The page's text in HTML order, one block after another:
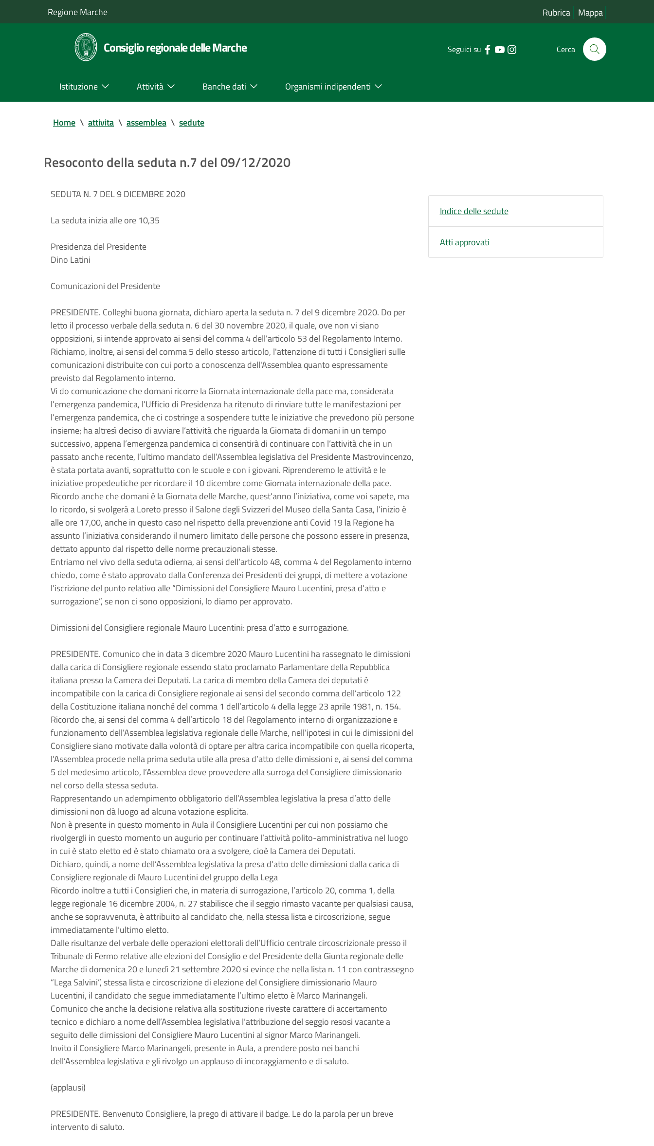
Regione Marche Rubrica Mappa
Consiglio regionale delle Marche Seguici su Cerca
Istituzione Attività Banche dati Organismi indipendenti
Home \ attivita \ assemblea \ sedute
Resoconto della seduta n.7 del 09/12/2020
SEDUTA N. 7 DEL 9 DICEMBRE 2020
La seduta inizia alle ore 10,35
Presidenza del Presidente
Dino Latini
Comunicazioni del Presidente
PRESIDENTE. Colleghi buona giornata, dichiaro aperta la seduta n. 7 del 9 dicembre 2020. Do per
letto il processo verbale della seduta n. 6 del 30 novembre 2020, il quale, ove non vi siano
opposizioni, si intende approvato ai sensi del comma 4 dell’articolo 53 del Regolamento Interno.
Richiamo, inoltre, ai sensi del comma 5 dello stesso articolo, l'attenzione di tutti i Consiglieri sulle
comunicazioni distribuite con cui porto a conoscenza dell'Assemblea quanto espressamente
previsto dal Regolamento interno.
Vi do comunicazione che domani ricorre la Giornata internazionale della pace ma, considerata
l’emergenza pandemica, l’Ufficio di Presidenza ha ritenuto di rinviare tutte le manifestazioni per
l’emergenza pandemica, che ci costringe a sospendere tutte le iniziative che prevedono più persone
insieme; ha altresì deciso di avviare l’attività che riguarda la Giornata di domani in un tempo
successivo, appena l’emergenza pandemica ci consentirà di continuare con l’attività che in un
passato anche recente, l’ultimo mandato dell’Assemblea legislativa del Presidente Mastrovincenzo,
è stata portata avanti, soprattutto con le scuole e con i giovani. Riprenderemo le attività e le
iniziative propedeutiche per ricordare il 10 dicembre come Giornata internazionale della pace.
Ricordo anche che domani è la Giornata delle Marche, quest’anno l’iniziativa, come voi sapete, ma
lo ricordo, si svolgerà a Loreto presso il Salone degli Svizzeri del Museo della Santa Casa, l’inizio è
alle ore 17,00, anche in questo caso nel rispetto della prevenzione anti Covid 19 la Regione ha
assunto l’iniziativa considerando il numero limitato delle persone che possono essere in presenza,
dettato appunto dal rispetto delle norme precauzionali stesse.
Entriamo nel vivo della seduta odierna, ai sensi dell’articolo 48, comma 4 del Regolamento interno
chiedo, come è stato approvato dalla Conferenza dei Presidenti dei gruppi, di mettere a votazione
l’iscrizione del punto relativo alle “Dimissioni del Consigliere Mauro Lucentini, presa d’atto e
surrogazione”, se non ci sono opposizioni, lo diamo per approvato.
Dimissioni del Consigliere regionale Mauro Lucentini: presa d’atto e surrogazione.
PRESIDENTE. Comunico che in data 3 dicembre 2020 Mauro Lucentini ha rassegnato le dimissioni
dalla carica di Consigliere regionale essendo stato proclamato Parlamentare della Repubblica
italiana presso la Camera dei Deputati. La carica di membro della Camera dei deputati è
incompatibile con la carica di Consigliere regionale ai sensi del secondo comma dell’articolo 122
della Costituzione italiana nonché del comma 1 dell’articolo 4 della legge 23 aprile 1981, n. 154.
Ricordo che, ai sensi del comma 4 dell’articolo 18 del Regolamento interno di organizzazione e
funzionamento dell’Assemblea legislativa regionale delle Marche, nell’ipotesi in cui le dimissioni del
Consigliere siano motivate dalla volontà di optare per altra carica incompatibile con quella ricoperta,
l’Assemblea procede nella prima seduta utile alla presa d’atto delle dimissioni e, ai sensi del comma
5 del medesimo articolo, l’Assemblea deve provvedere alla surroga del Consigliere dimissionario
nel corso della stessa seduta.
Rappresentando un adempimento obbligatorio dell’Assemblea legislativa la presa d’atto delle
dimissioni non dà luogo ad alcuna votazione esplicita.
Non è presente in questo momento in Aula il Consigliere Lucentini per cui non possiamo che
rivolgergli in questo momento un augurio per continuare l’attività polito-amministrativa nel luogo
in cui è stato eletto ed è stato chiamato ora a svolgere, cioè la Camera dei Deputati.
Dichiaro, quindi, a nome dell’Assemblea legislativa la presa d’atto delle dimissioni dalla carica di
Consigliere regionale di Mauro Lucentini del gruppo della Lega
Ricordo inoltre a tutti i Consiglieri che, in materia di surrogazione, l’articolo 20, comma 1, della
legge regionale 16 dicembre 2004, n. 27 stabilisce che il seggio rimasto vacante per qualsiasi causa,
anche se sopravvenuta, è attribuito al candidato che, nella stessa lista e circoscrizione, segue
immediatamente l’ultimo eletto.
Dalle risultanze del verbale delle operazioni elettorali dell’Ufficio centrale circoscrizionale presso il
Tribunale di Fermo relative alle elezioni del Consiglio e del Presidente della Giunta regionale delle
Marche di domenica 20 e lunedì 21 settembre 2020 si evince che nella lista n. 11 con contrassegno
“Lega Salvini”, stessa lista e circoscrizione di elezione del Consigliere dimissionario Mauro
Lucentini, il candidato che segue immediatamente l’ultimo eletto è Marco Marinangeli.
Comunico che anche la decisione relativa alla sostituzione riveste carattere di accertamento
tecnico e dichiaro a nome dell’Assemblea legislativa l’attribuzione del seggio resosi vacante a
seguito delle dimissioni del Consigliere Mauro Lucentini al signor Marco Marinangeli.
Invito il Consigliere Marco Marinangeli, presente in Aula, a prendere posto nei banchi
dell’Assemblea legislativa e gli rivolgo un applauso di incoraggiamento e di saluto.
(applausi)
PRESIDENTE. Benvenuto Consigliere, la prego di attivare il badge. Le do la parola per un breve
intervento di saluto.
Indice delle sedute
Atti approvati